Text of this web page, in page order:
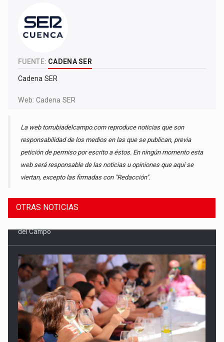
FUENTE: CADENA SER
Cadena SER
Web:Cadena SER
La web torrubiadelcampo.com reproduce noticias que son
responsabilidad de los medios en las que se publican, previa
petición de permiso por escrito a éstos. En ningún momento esta
web será responsable de las noticias u opiniones que aquí se
viertan, excepto las firmadas con "Redacción".
OTRAS NOTICIAS